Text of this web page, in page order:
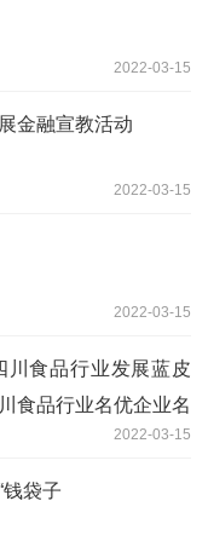
2022-03-15
金融宣教活动
2022-03-15
2022-03-15
川食品行业发展蓝皮
食品行业名优企业名
2022-03-15
袋子